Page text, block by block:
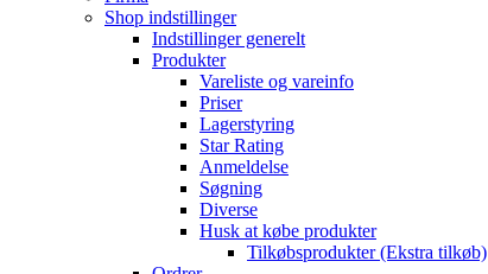
Shop indstillinger
Indstillinger generelt
Produkter
Vareliste og vareinfo
Priser
Lagerstyring
Star Rating
Anmeldelse
Søgning
Diverse
Husk at købe produkter
Tilkøbsprodukter (Ekstra tilkøb)